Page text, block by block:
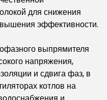
для снижения
эффективности.
выпрямителя
напряжения,
и сдвига фаз, в
котлов на